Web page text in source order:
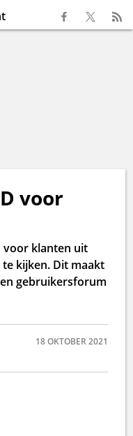
voor
voor klanten uit
kijken. Dit maakt
gebruikersforum
18 OKTOBER 2021